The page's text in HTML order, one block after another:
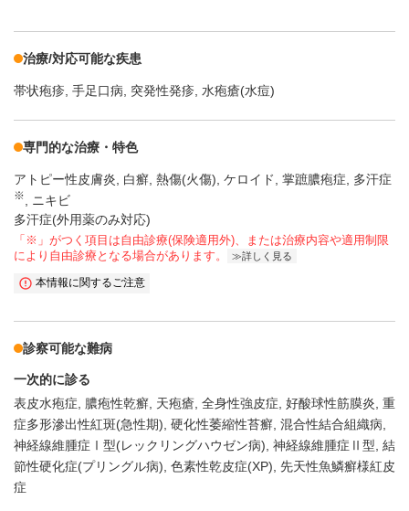
治療/対応可能な疾患
帯状疱疹 手足口病 突発性発疹 水疱瘡(水痘)
専門的な治療・特色
アトピー性皮膚炎 白癬 熱傷(火傷) ケロイド 掌蹠膿疱症 多汗症
※
ニキビ
多汗症(外用薬のみ対応)
「※」がつく項目は自由診療(保険適用外)、または治療内容や適用制限
により自由診療となる場合があります。
詳しく見る
本情報に関するご注意
診察可能な難病
一次的に診る
表皮水疱症
膿疱性乾癬 天疱瘡 全身性強皮症 好酸球性筋膜炎 重
症多形滲出性紅斑(急性期) 硬化性萎縮性苔癬 混合性結合組織病
神経線維腫症Ⅰ型(レックリングハウゼン病) 神経線維腫症Ⅱ型 結
節性硬化症(プリングル病) 色素性乾皮症(XP) 先天性魚鱗癬様紅皮
症